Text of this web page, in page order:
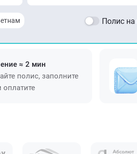
Полис на
≈ 2 мин
полис, заполните
оплатите